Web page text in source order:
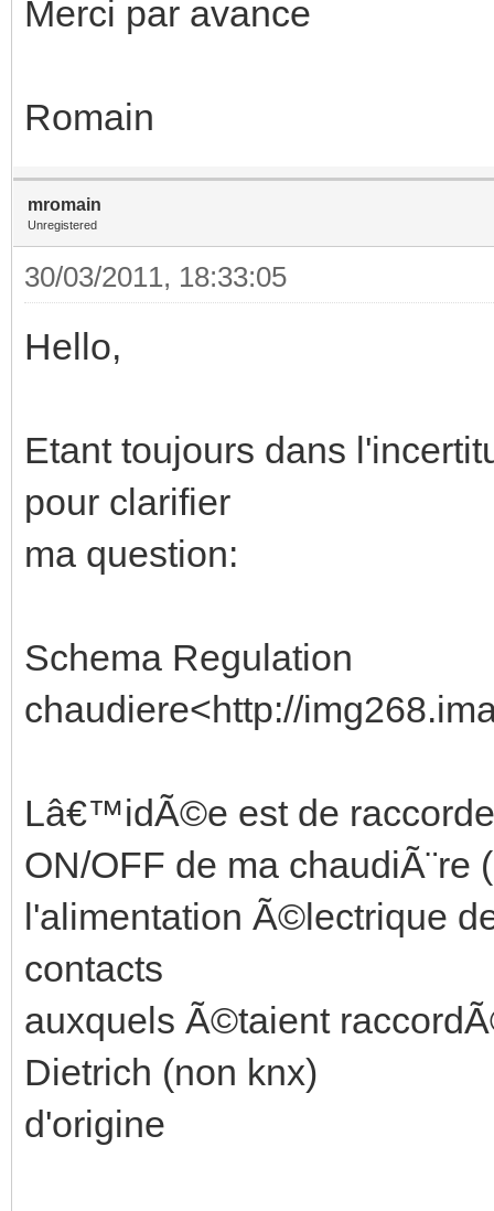
Merci par avance
Romain
mromain
Unregistered
30/03/2011, 18:33:05
Hello,
Etant toujours dans
pour clarifier
ma question:
Schema Regulation
chaudiere<http://
Lâ€™idÃ©e est de
ON/OFF de ma chaudiÃ¨re
l'alimentation Ã©lectrique
contacts
auxquels Ã©taient
Dietrich (non knx)
d'origine